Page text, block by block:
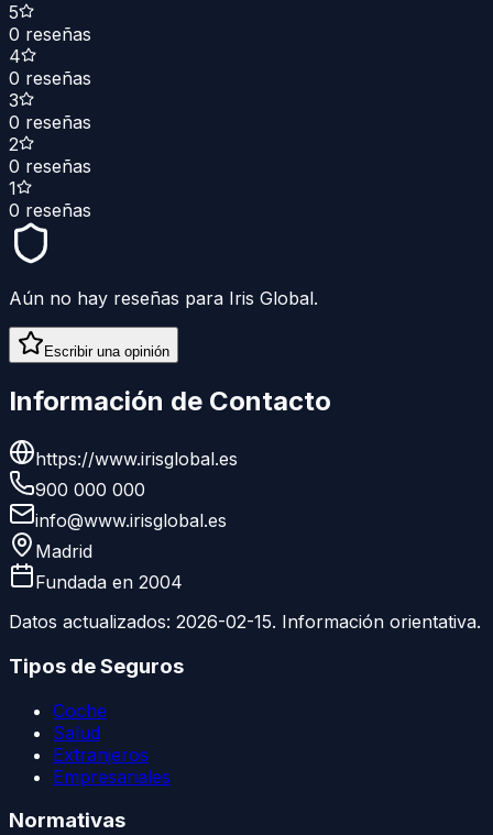
5
0 reseñas
4
0 reseñas
3
0 reseñas
2
0 reseñas
1
0 reseñas
Aún no hay reseñas para Iris Global.
Escribir una opinión
Información de Contacto
https://www.irisglobal.es
900 000 000
info@www.irisglobal.es
Madrid
Fundada en 2004
Datos actualizados: 2026-02-15. Información orientativa.
Tipos de Seguros
Coche
Salud
Extranjeros
Empresariales
Normativas